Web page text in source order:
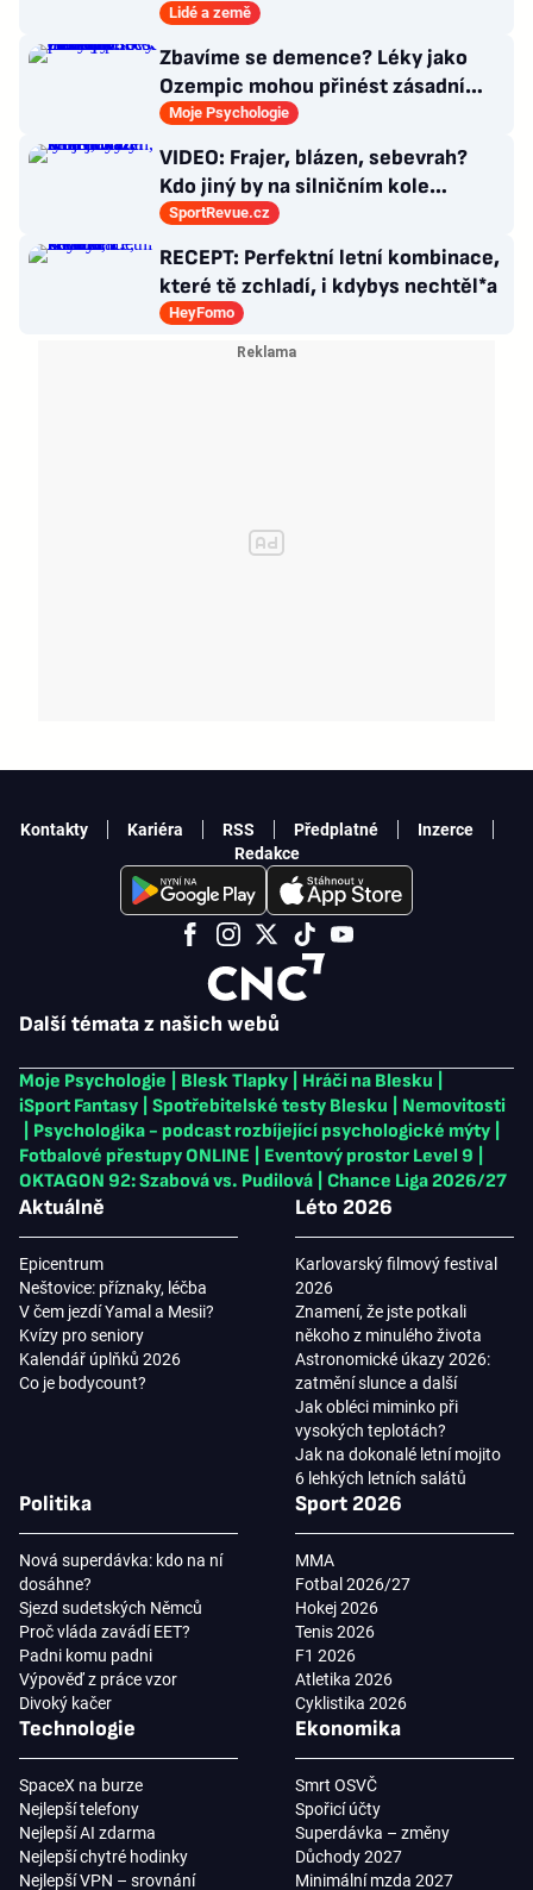
3000 metrech
Lidé a země
Zbavíme se demence? Léky jako
Ozempic mohou přinést zásadní
průlom v léčbě Alzheimerovy
Moje Psychologie
VIDEO: Frajer, blázen, sebevrah?
Kdo jiný by na silničním kole
dokázal tyhle triky?
SportRevue.cz
RECEPT: Perfektní letní kombinace,
které tě zchladí, i kdybys nechtěl*a
HeyFomo
Další témata z našich webů
Moje Psychologie Blesk Tlapky Hráči na Blesku
iSport Fantasy
Spotřebitelské testy Blesku
Nemovitosti
Psychologika - podcast rozbíjející psychologické mýty
Fotbalové přestupy ONLINE
Eventový prostor Level 9
OKTAGON 92: Szabová vs. Pudilová
Chance Liga 2026/27
Aktuálně
Epicentrum
Neštovice: příznaky, léčba
V čem jezdí Yamal a Mesii?
Kvízy pro seniory
Kalendář úplňků 2026
Co je bodycount?
Léto 2026
Karlovarský filmový festival
2026
Znamení, že jste potkali
někoho z minulého života
Astronomické úkazy 2026:
zatmění slunce a další
Jak obléci miminko při
vysokých teplotách?
Jak na dokonalé letní mojito
6 lehkých letních salátů
Politika
Nová superdávka: kdo na ní
dosáhne?
Sjezd sudetských Němců
Proč vláda zavádí EET?
Padni komu padni
Výpověď z práce vzor
Divoký kačer
Sport 2026
MMA
Fotbal 2026/27
Hokej 2026
Tenis 2026
F1 2026
Atletika 2026
Cyklistika 2026
Technologie
SpaceX na burze
Nejlepší telefony
Nejlepší AI zdarma
Nejlepší chytré hodinky
Nejlepší VPN – srovnání
Ekonomika
Smrt OSVČ
Spořicí účty
Superdávka – změny
Důchody 2027
Minimální mzda 2027
Kontakty Kariéra RSS Předplatné
Inzerce
Redakce